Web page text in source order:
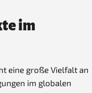
im
eine große Vielfalt an
im globalen